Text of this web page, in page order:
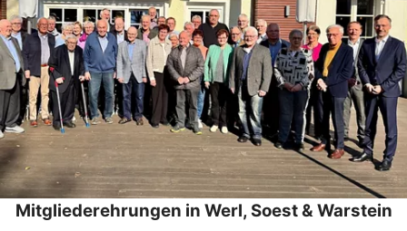
Mitgliederehrungen in Werl, Soest & Warstein